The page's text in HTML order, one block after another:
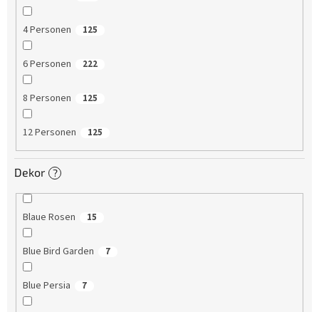
4 Personen 125
6 Personen 222
8 Personen 125
12 Personen 125
Dekor ?
Blaue Rosen 15
Blue Bird Garden 7
Blue Persia 7